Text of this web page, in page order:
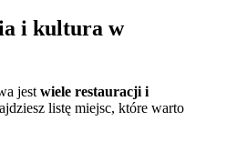
i kultura w
jestwiele restauracji i
listę miejsc, które warto